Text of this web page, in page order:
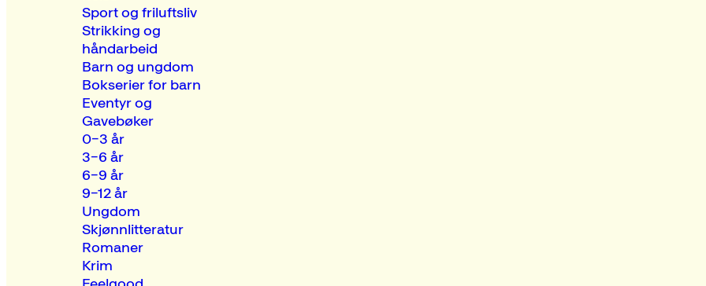
Sport og friluftsliv
Strikking og
håndarbeid
Barn og ungdom
Bokserier for barn
Eventyr og
Gavebøker
0–3 år
3–6 år
6–9 år
9–12 år
Ungdom
Skjønnlitteratur
Romaner
Krim